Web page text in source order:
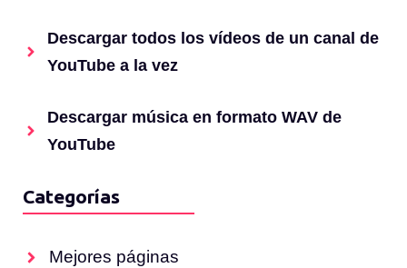
Descargar todos los vídeos de un canal de
YouTube a la vez
Descargar música en formato WAV de
YouTube
Categorías
Mejores páginas